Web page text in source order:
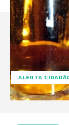
ALERTA